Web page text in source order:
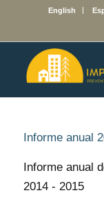
English
Informe anual
Informe anual
2014 - 2015